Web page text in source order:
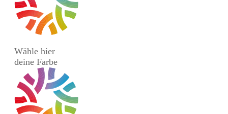
Wähle hier
deine Farbe